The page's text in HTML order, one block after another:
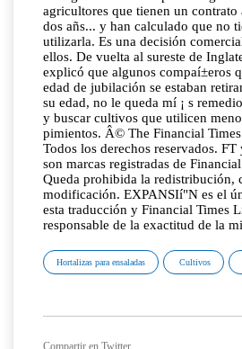
agricultores que tienen un
dos añs... y han calculado que no
utilizarla. Es una decisión
ellos. De vuelta al sureste de
explicó que algunos compaí±eros
edad de jubilación se estaban
su edad, no le queda mí ¡ s
y buscar cultivos que utilicen
pimientos. Â© The Financial
Todos los derechos reservados.
son marcas registradas de
Queda prohibida la redistribución,
modificación. EXPANSIí"N es el
esta traducción y Financial Times
responsable de la exactitud de la
Hortalizas para ensaladas Cultivos